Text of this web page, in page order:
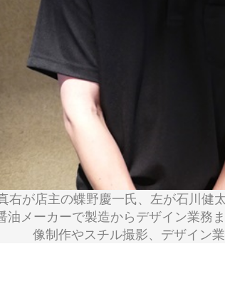
右が店主の蝶野慶一氏、左が石川健
油メーカーで製造からデザイン業務
像制作やスチル撮影、デザイン